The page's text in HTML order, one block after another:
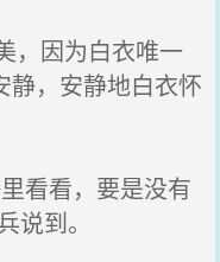
，因为白衣唯一
静，安静地白衣怀
看看，要是没有
说到。